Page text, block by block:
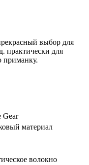
выбор для
практически для
приманку.
Gear
материал
волокно